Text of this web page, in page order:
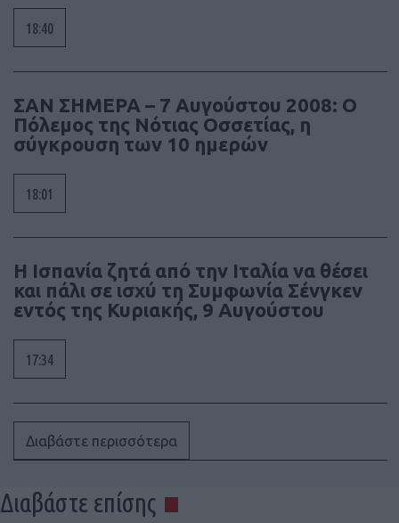
18:40
ΣΑΝ ΣΗΜΕΡΑ – 7 Αυγούστου 2008: Ο
Πόλεμος της Νότιας Οσσετίας, η
σύγκρουση των 10 ημερών
18:01
Η Ισπανία ζητά από την Ιταλία να θέσει
και πάλι σε ισχύ τη Συμφωνία Σένγκεν
εντός της Κυριακής, 9 Αυγούστου
17:34
Διαβάστε περισσότερα
Διαβάστε επίσης